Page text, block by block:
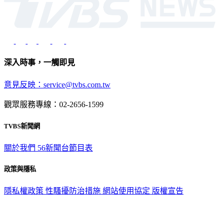
深入時事，一觸即見
意見反映：service@tvbs.com.tw
觀眾服務專線：02-2656-1599
TVBS新聞網
關於我們 56新聞台節目表
政策與隱私
隱私權政策 性騷擾防治措施 網站使用協定 版權宣告